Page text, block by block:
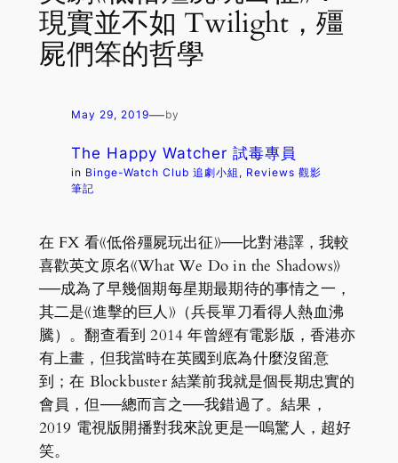
現實並不如 Twilight，殭
屍們笨的哲學
May 29, 2019—by
The Happy Watcher 試毒專員
in Binge-Watch Club 追劇小組 , Reviews 觀影
筆記
在 FX 看《低俗殭屍玩出征》──比對港譯，我較
喜歡英文原名《What We Do in the Shadows》
──成為了早幾個期每星期最期待的事情之一，
其二是《進擊的巨人》（兵長單刀看得人熱血沸
騰）。翻查看到 2014 年曾經有電影版，香港亦
有上畫，但我當時在英國到底為什麼沒留意
到；在 Blockbuster 結業前我就是個長期忠實的
會員，但──總而言之──我錯過了。結果，
2019 電視版開播對我來說更是一嗚驚人，超好
笑。